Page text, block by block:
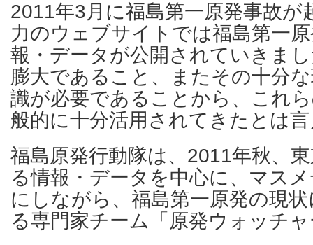
2011年3月に福島第一原発事故が
力のウェブサイトでは福島第一
報・データが公開されていきま
膨大であること、またその十分
識が必要であることから、これ
般的に十分活用されてきたとは
福島原発行動隊は、2011年秋、
る情報・データを中心に、マス
にしながら、福島第一原発の現
る専門家チーム「原発ウォッチ